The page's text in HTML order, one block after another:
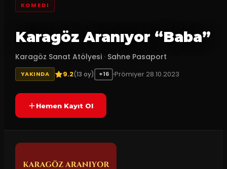
KOMEDI
Karagöz Aranıyor “Baba”
Karagöz Sanat Atölyesi · Sahne Pasaport
YAKINDA 9.2(13 oy) +16 Prömiyer 28.10.2023
Hemen Kayıt Ol